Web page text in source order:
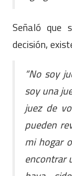
Señaló que
decisión,
“No soy
soy una
juez de
pueden
mi hogar
encontrar